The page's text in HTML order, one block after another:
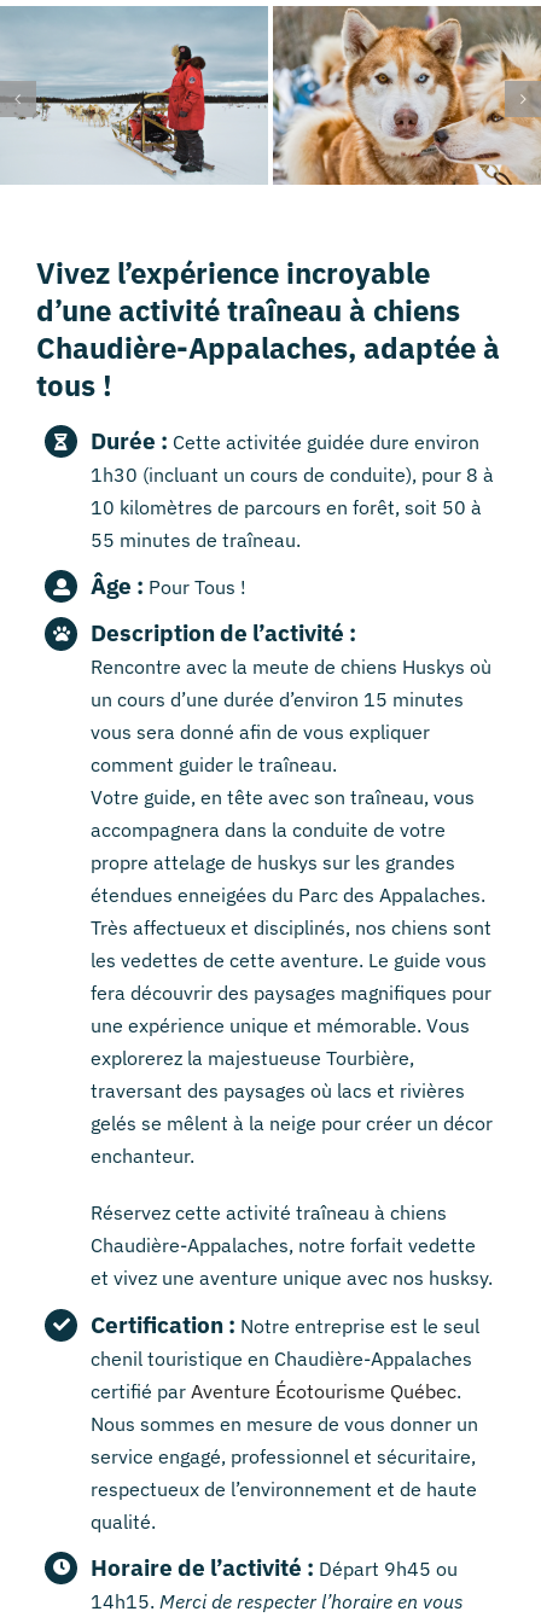
Vivez l’expérience incroyable
d’une activité traîneau à chiens
Chaudière-Appalaches, adaptée à
tous !
Durée : Cette activitée guidée dure environ
1h30 (incluant un cours de conduite), pour 8 à
10 kilomètres de parcours en forêt, soit 50 à
55 minutes de traîneau.
Âge : Pour Tous !
Description de l’activité :
Rencontre avec la meute de chiens Huskys où
un cours d’une durée d’environ 15 minutes
vous sera donné afin de vous expliquer
comment guider le traîneau.
Votre guide, en tête avec son traîneau, vous
accompagnera dans la conduite de votre
propre attelage de huskys sur les grandes
étendues enneigées du Parc des Appalaches.
Très affectueux et disciplinés, nos chiens sont
les vedettes de cette aventure. Le guide vous
fera découvrir des paysages magnifiques pour
une expérience unique et mémorable. Vous
explorerez la majestueuse Tourbière,
traversant des paysages où lacs et rivières
gelés se mêlent à la neige pour créer un décor
enchanteur.
Réservez cette activité traîneau à chiens
Chaudière-Appalaches, notre forfait vedette
et vivez une aventure unique avec nos husksy.
Certification : Notre entreprise est le seul
chenil touristique en Chaudière-Appalaches
certifié par Aventure Écotourisme Québec.
Nous sommes en mesure de vous donner un
service engagé, professionnel et sécuritaire,
respectueux de l’environnement et de haute
qualité.
Horaire de l’activité : Départ 9h45 ou
14h15. Merci de respecter l’horaire en vous